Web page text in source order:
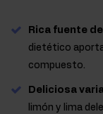
Rica fuente
dietético
compuesto.
Deliciosa
limón y lima